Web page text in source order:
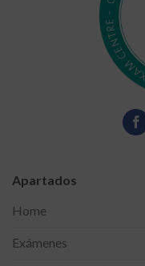
Apartados
Home
Exámenes